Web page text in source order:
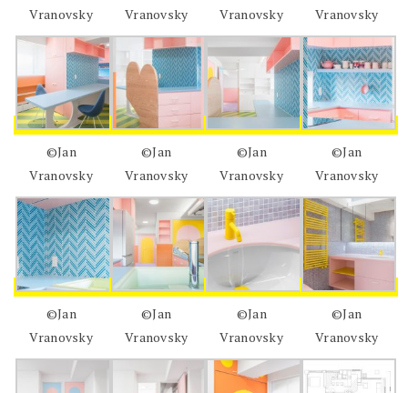
Vranovsky
Vranovsky
Vranovsky
Vranovsky
©Jan
Vranovsky
©Jan
Vranovsky
©Jan
Vranovsky
©Jan
Vranovsky
©Jan
Vranovsky
©Jan
Vranovsky
©Jan
Vranovsky
©Jan
Vranovsky